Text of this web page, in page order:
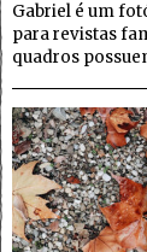
Gabriel é um
para revistas
quadros